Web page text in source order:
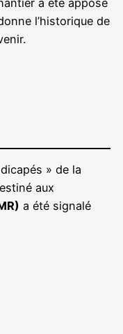
l’historique de
» de la
aux
a été signalé